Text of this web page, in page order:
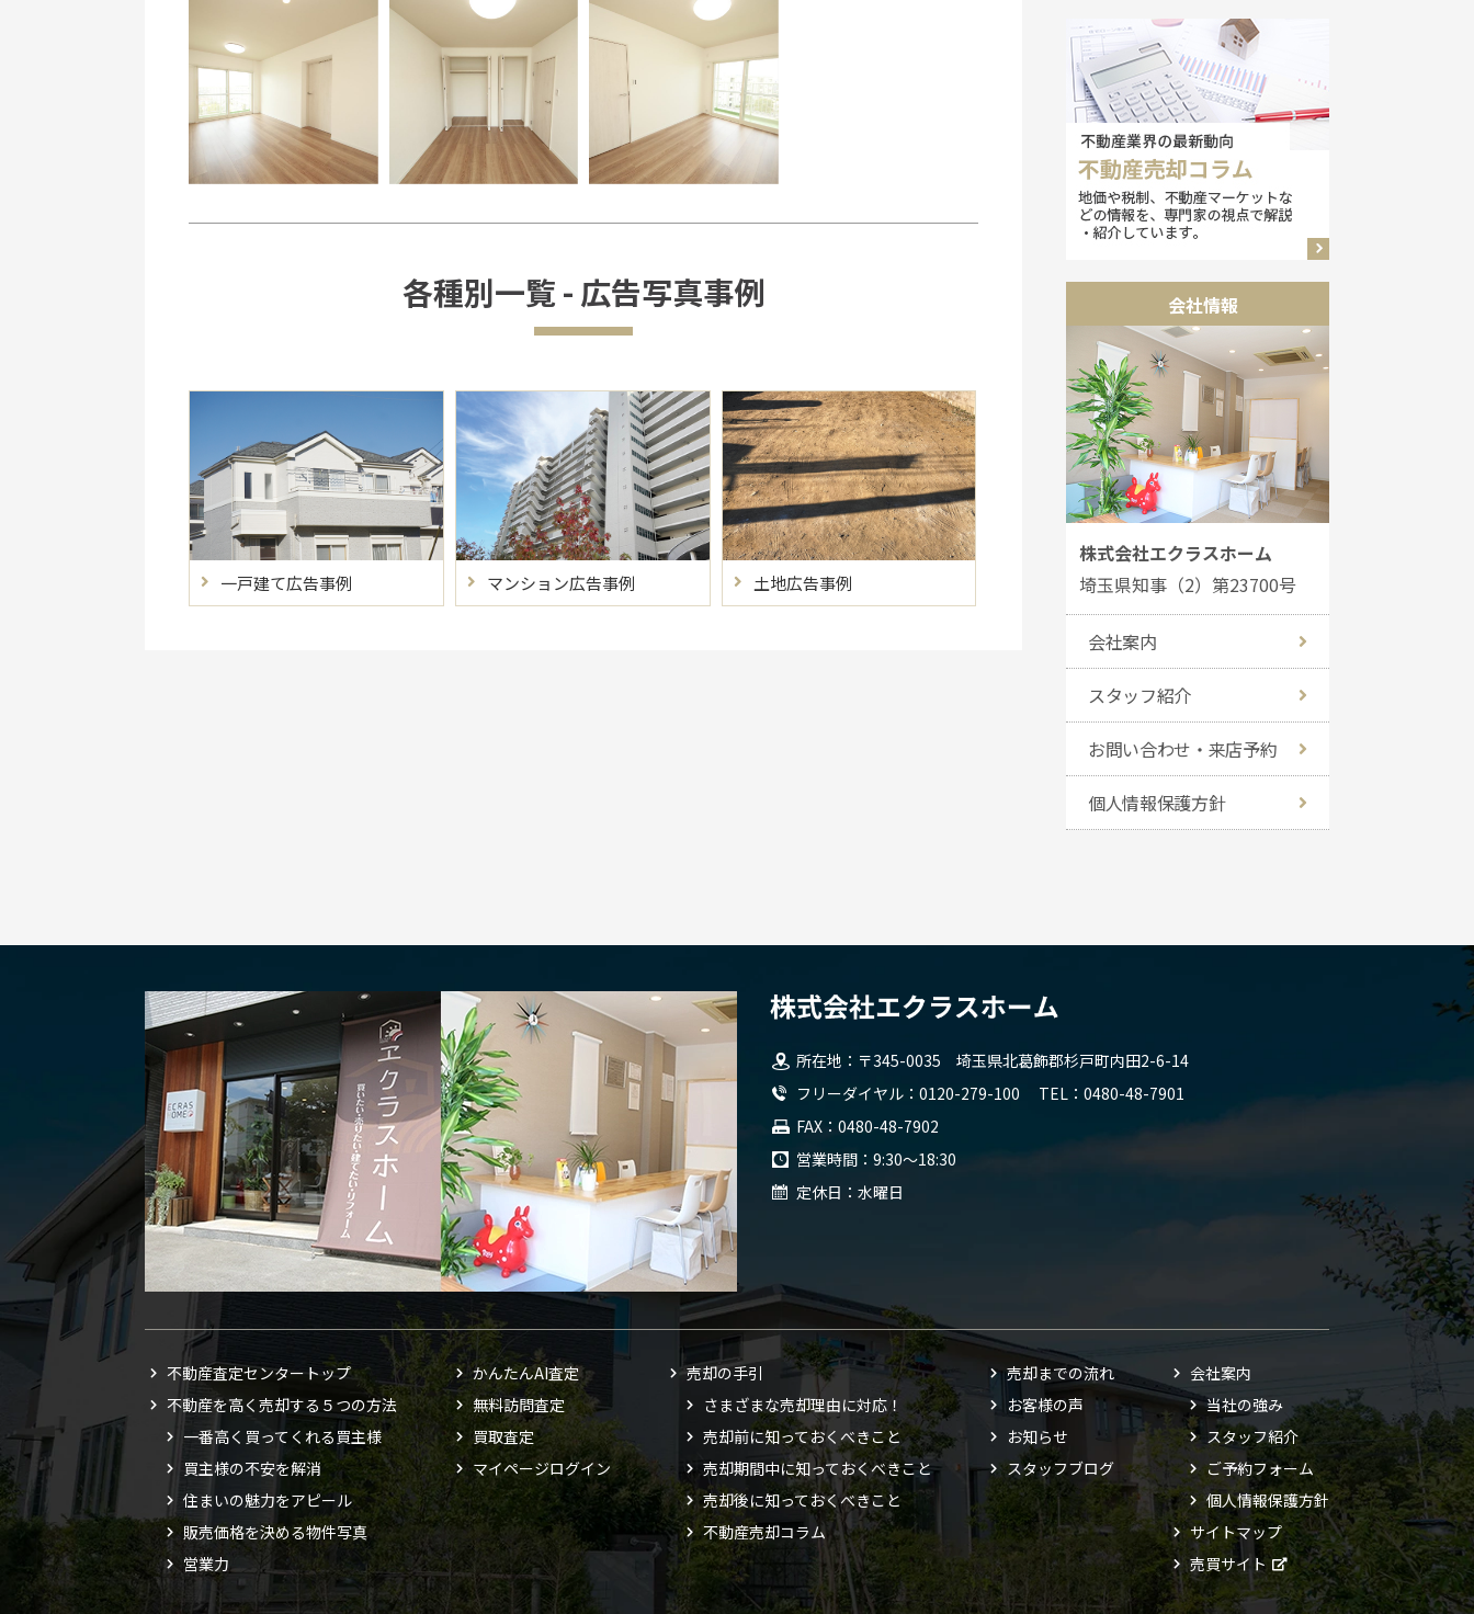
各種別一覧 - 広告写真事例
一戸建て広告事例 マンション広告事例 土地広告事例
会社情報
株式会社エクラスホーム
埼玉県知事（2）第23700号
会社案内
スタッフ紹介
お問い合わせ・来店予約
個人情報保護方針
所在地 〒345-0035 埼玉県北葛飾郡杉戸町内田2-6-14
フリーダイヤル
0120-279-100 TEL
0480-48-7901
FAX
0480-48-7902
営業時間
9:30～18:30
定休日
水曜日
不動産査定センタートップ
不動産を高く売却する５つの方法
一番高く買ってくれる買主様
買主様の不安を解消
住まいの魅力をアピール
販売価格を決める物件写真
営業力
かんたんAI査定
無料訪問査定
買取査定
マイページログイン
売却の手引
さまざまな売却理由に対応！
売却前に知っておくべきこと
売却期間中に知っておくべきこと
売却後に知っておくべきこと
不動産売却コラム
売却までの流れ
お客様の声
お知らせ
スタッフブログ
会社案内
当社の強み
スタッフ紹介
ご予約フォーム
個人情報保護方針
サイトマップ
売買サイト